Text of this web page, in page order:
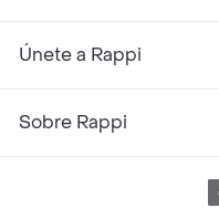
Únete a Rappi
Sobre Rappi